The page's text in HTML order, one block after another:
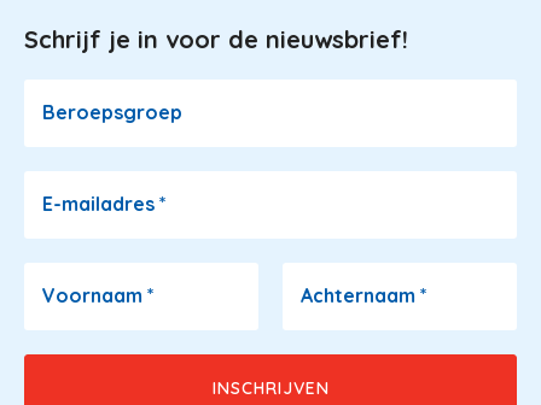
Image
Schrijf je in voor de nieuwsbrief!
Beroepsgroep
E-mailadres *
Voornaam * Achternaam *